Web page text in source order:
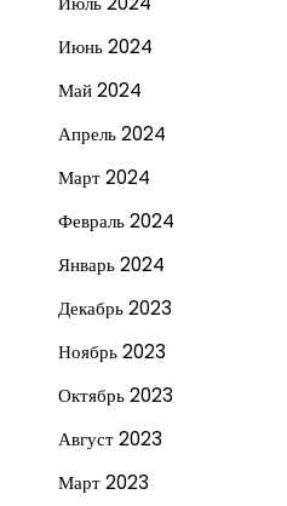
Июнь 2024
Май 2024
Апрель 2024
Март 2024
Февраль 2024
Январь 2024
Декабрь 2023
Ноябрь 2023
Октябрь 2023
Август 2023
Март 2023